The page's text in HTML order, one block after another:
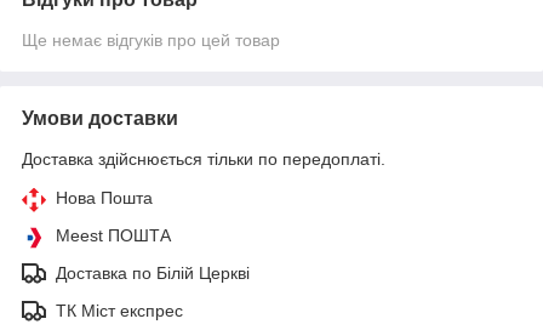
Ще немає відгуків про цей товар
Умови доставки
Доставка здійснюється тільки по передоплаті.
Нова Пошта
Meest ПОШТА
Доставка по Білій Церкві
ТК Міст експрес